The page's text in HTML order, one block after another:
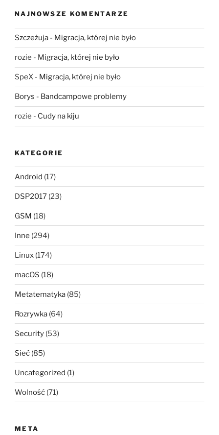
NAJNOWSZE KOMENTARZE
Szczeżuja - Migracja, której nie było
rozie - Migracja, której nie było
SpeX - Migracja, której nie było
Borys - Bandcampowe problemy
rozie - Cudy na kiju
KATEGORIE
Android (17)
DSP2017 (23)
GSM (18)
Inne (294)
Linux (174)
macOS (18)
Metatematyka (85)
Rozrywka (64)
Security (53)
Sieć (85)
Uncategorized (1)
Wolność (71)
META